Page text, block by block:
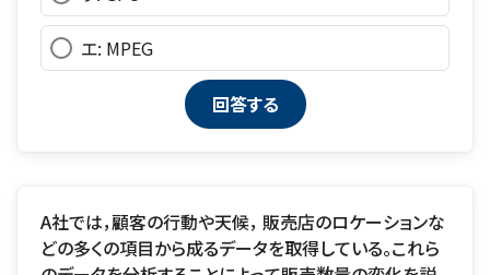
エ: MPEG
A社では，顧客の行動や天候， 販売店のロケーションな
どの多くの項目から成るデータを取得している。これら